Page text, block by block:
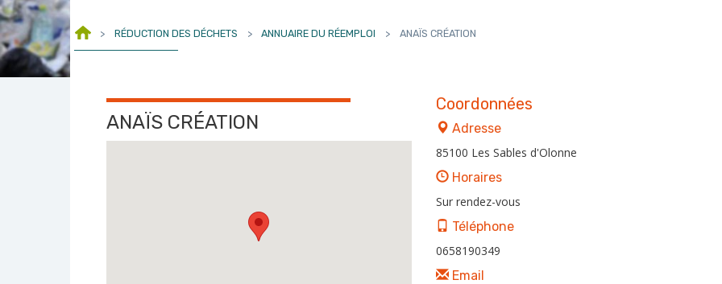
> RÉDUCTION DES DÉCHETS > ANNUAIRE DU RÉEMPLOI > ANAÏS CRÉATION
ANAÏS CRÉATION
Coordonnées
Adresse
85100 Les Sables d'Olonne
Horaires
Sur rendez-vous
Téléphone
0658190349
Email